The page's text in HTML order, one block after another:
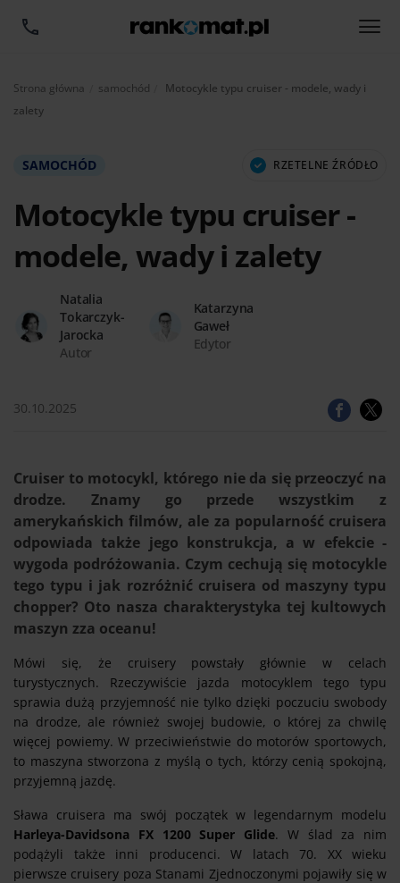
Strona główna samochód Aktualnie:
Motocykle typu cruiser - modele, wady i
zalety
SAMOCHÓD RZETELNE ŹRÓDŁO
Motocykle typu cruiser -
modele, wady i zalety
Natalia
Tokarczyk-
Jarocka
Autor
Katarzyna
Gaweł
Edytor
30.10.2025
Cruiser to motocykl, którego nie da się przeoczyć na
drodze. Znamy go przede wszystkim z
amerykańskich filmów, ale za popularność cruisera
odpowiada także jego konstrukcja, a w efekcie -
wygoda podróżowania. Czym cechują się motocykle
tego typu i jak rozróżnić cruisera od maszyny typu
chopper? Oto nasza charakterystyka tej kultowych
maszyn zza oceanu!
Mówi się, że cruisery powstały głównie w celach
turystycznych. Rzeczywiście jazda motocyklem tego typu
sprawia dużą przyjemność nie tylko dzięki poczuciu swobody
na drodze, ale również swojej budowie, o której za chwilę
więcej powiemy. W przeciwieństwie do motorów sportowych,
to maszyna stworzona z myślą o tych, którzy cenią spokojną,
przyjemną jazdę.
Sława cruisera ma swój początek w legendarnym modelu
Harleya-Davidsona FX 1200 Super Glide. W ślad za nim
podążyli także inni producenci. W latach 70. XX wieku
pierwsze cruisery poza Stanami Zjednoczonymi pojawiły się w